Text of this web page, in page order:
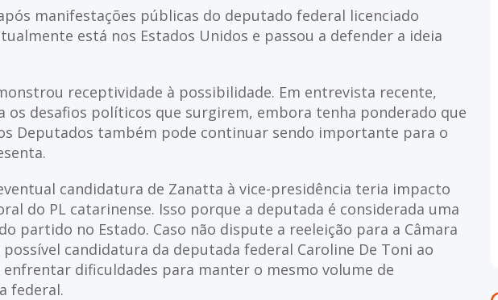
manifestações públicas do deputado federal licenciado
está nos Estados Unidos e passou a defender a ideia
receptividade à possibilidade. Em entrevista recente,
desafios políticos que surgirem, embora tenha ponderado que
Deputados também pode continuar sendo importante para o
candidatura de Zanatta à vice-presidência teria impacto
do PL catarinense. Isso porque a deputada é considerada uma
partido no Estado. Caso não dispute a reeleição para a Câmara
candidatura da deputada federal Caroline De Toni ao
dificuldades para manter o mesmo volume de
federal.